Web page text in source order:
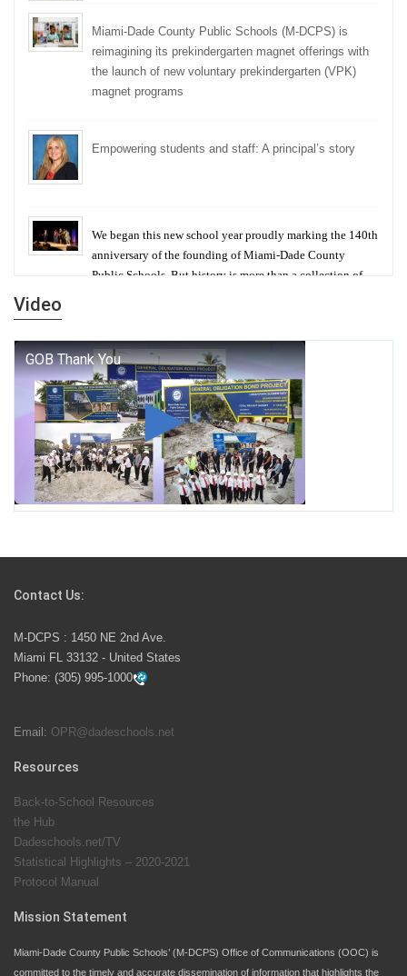
Miami-Dade County Public Schools (M-DCPS) is
reimagining its prekindergarten magnet offerings with
the launch of new voluntary prekindergarten (VPK)
magnet programs
Empowering students and staff: A principal’s story
We began this new school year proudly marking the 140th
anniversary of the founding of Miami-Dade County
Public Schools. But history is more than a collection of
George T. Baker Aviation Tech College Prepares
Student for High Paying Aviation Careers
Miami-Dade County Public Schools is Ready to Bring
Excellence, Choice, Innovation, and Safety this New
School Year
launch the Zero Drownings Miami-Dade
swimming instruction to preschool and kindergarten
students at local county pools.
School Board. Maurits Acosta was the 40th School
Video
Contact Us:
M-DCPS : 1450 NE 2nd Ave.
Miami FL 33132 - United States
Phone: (305) 995-1000
Email: OPR@dadeschools.net
Resources
Back-to-School Resources
the Hub
Dadeschools.net/TV
Statistical Highlights – 2020-2021
Protocol Manual
Mission Statement
Miami-Dade County Public Schools’ (M-DCPS) Office of Communications (OOC) is
committed to the timely and accurate dissemination of information that highlights the